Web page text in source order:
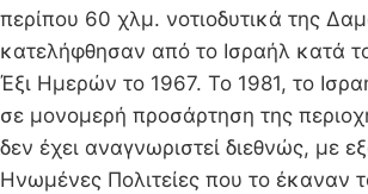
περίπου 60 χλμ. νοτιοδυτικά της
κατελήφθησαν από το Ισραήλ κατά
Έξι Ημερών το 1967. Το 1981, το
σε μονομερή προσάρτηση της
δεν έχει αναγνωριστεί διεθνώς, με
Ηνωμένες Πολιτείες που το έκαναν